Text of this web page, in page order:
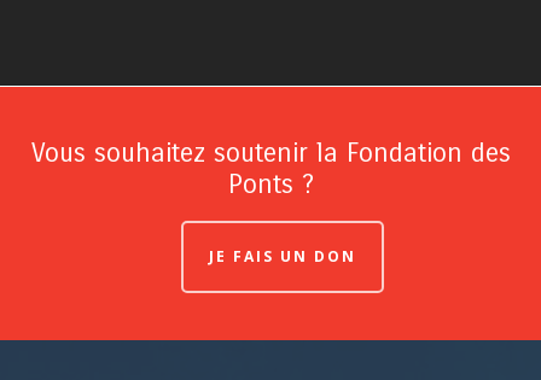
Vous souhaitez soutenir la Fondation des
Ponts ?
JE FAIS UN DON